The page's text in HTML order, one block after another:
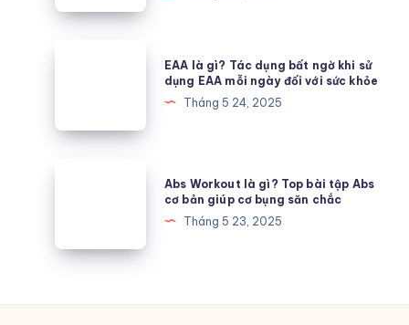
tạo
cát
Cách
quả
giảm
dụng
dụng
mỗi
EAA là gì? Tác dụng bất ngờ khi sử
dụng EAA mỗi ngày đối với sức khỏe
Tháng 5 24, 2025
Top
tập
Abs Workout là gì? Top bài tập Abs
cơ bản giúp cơ bụng săn chắc
Tháng 5 23, 2025